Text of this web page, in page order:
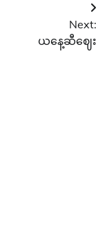
Next:
ယနေ့ဆီဈေး